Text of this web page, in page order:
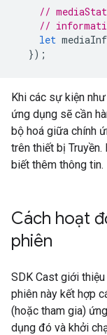
//
//
let
});
Khi các sự kiện
ứng dụng sẽ cần
bộ hoá giữa chính
trên thiết bị Truyền.
biết thêm thông tin.
Cách hoạt
phiên
SDK Cast giới
phiên này kết hợp
(hoặc tham gia)
dụng đó và khởi